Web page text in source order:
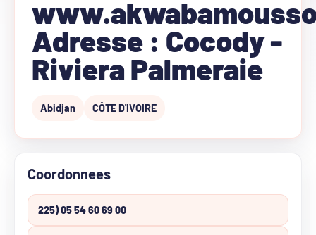
Adresse : Cocody -
Riviera Palmeraie
Abidjan CÔTE D'IVOIRE
Coordonnees
225) 05 54 60 69 00